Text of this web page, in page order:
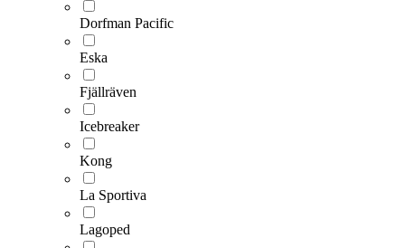
Dorfman Pacific
Eska
Fjällräven
Icebreaker
Kong
La Sportiva
Lagoped